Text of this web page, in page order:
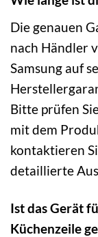
Die genauen
nach Händler
Samsung auf
Bitte prüfen
mit dem
kontaktieren
detaillierte
Ist das Gerät
Küchenzeile